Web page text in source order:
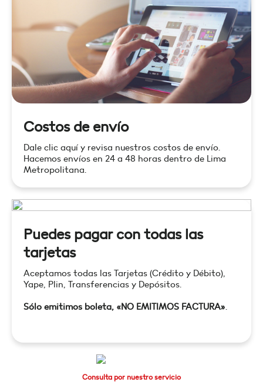
Costos de envío
Dale clic aquí y revisa nuestros costos de envío.
Hacemos envíos en 24 a 48 horas dentro de Lima
Metropolitana.
Puedes pagar con todas las
tarjetas
Aceptamos todas las Tarjetas (Crédito y Débito),
Yape, Plin, Transferencias y Depósitos.
Sólo emitimos boleta, «NO EMITIMOS FACTURA».
Consulta por nuestro servicio